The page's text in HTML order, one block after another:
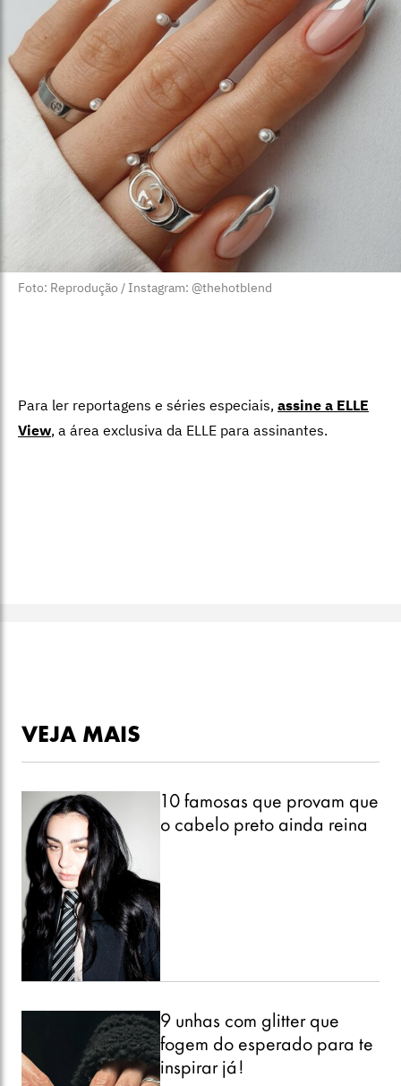
Foto: Reprodução / Instagram: @thehotblend
Para ler reportagens e séries especiais, assine a ELLE
View, a área exclusiva da ELLE para assinantes.
VEJA MAIS
10 famosas que provam que
o cabelo preto ainda reina
9 unhas com glitter que
fogem do esperado para te
inspirar já!